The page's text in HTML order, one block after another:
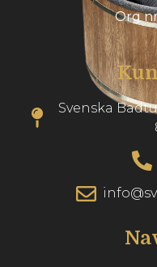
Org
Svenska